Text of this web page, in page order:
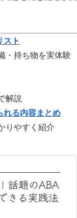
スト
・持ち物を実体験
解説
れる内容まとめ
りやすく紹介
話題のABA
きる実践法